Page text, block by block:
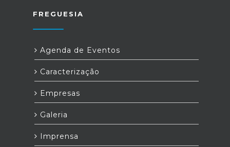
FREGUESIA
Agenda de Eventos
Caracterização
Empresas
Galeria
Imprensa